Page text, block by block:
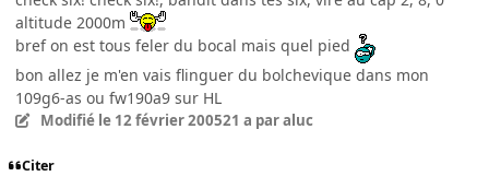
altitude 2000m
bref on est tous feler du bocal mais quel pied
bon allez je m'en vais flinguer du bolchevique dans mon
109g6-as ou fw190a9 sur HL
Modifié le 12 février 200521 a par aluc
Citer